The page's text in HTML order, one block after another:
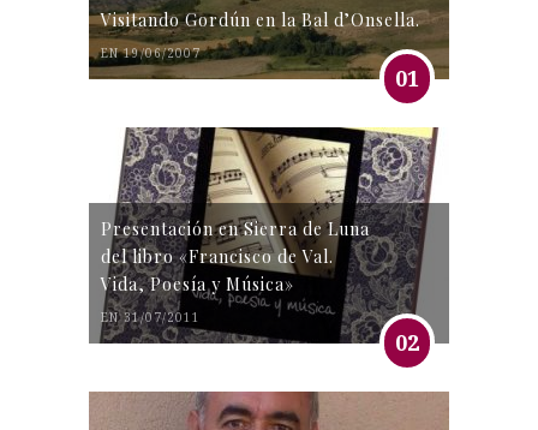
Visitando Gordún en la Bal d’Onsella.
EN 19/06/2007
01
Presentación en Sierra de Luna
del libro «Francisco de Val.
Vida, Poesía y Música»
EN 31/07/2011
02